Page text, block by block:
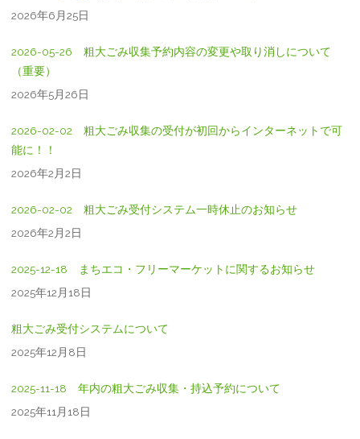
2026年6月25日
2026-05-26 粗大ごみ収集予約内容の変更や取り消しについて
（重要）
2026年5月26日
2026-02-02 粗大ごみ収集の受付が初回からインターネットで可
能に！！
2026年2月2日
2026-02-02 粗大ごみ受付システム一時休止のお知らせ
2026年2月2日
2025-12-18 まちエコ・フリーマーケットに関するお知らせ
2025年12月18日
粗大ごみ受付システムについて
2025年12月8日
2025-11-18 年内の粗大ごみ収集・持込予約について
2025年11月18日